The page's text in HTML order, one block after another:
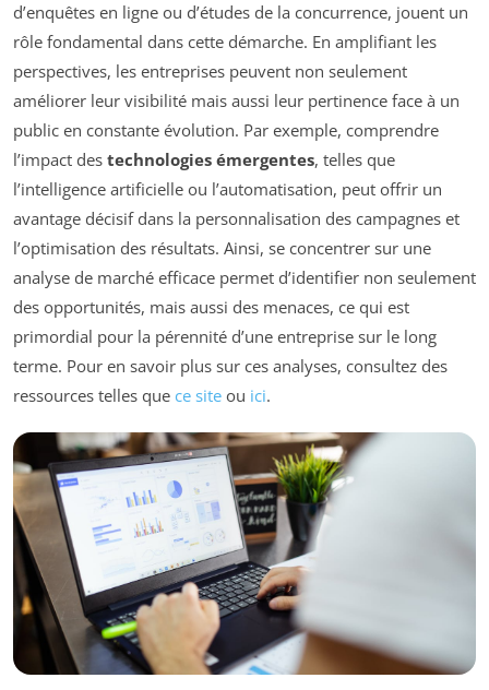
d’enquêtes en ligne ou d’études de la concurrence, jouent un
rôle fondamental dans cette démarche. En amplifiant les
perspectives, les entreprises peuvent non seulement
améliorer leur visibilité mais aussi leur pertinence face à un
public en constante évolution. Par exemple, comprendre
l’impact des technologies émergentes, telles que
l’intelligence artificielle ou l’automatisation, peut offrir un
avantage décisif dans la personnalisation des campagnes et
l’optimisation des résultats. Ainsi, se concentrer sur une
analyse de marché efficace permet d’identifier non seulement
des opportunités, mais aussi des menaces, ce qui est
primordial pour la pérennité d’une entreprise sur le long
terme. Pour en savoir plus sur ces analyses, consultez des
ressources telles que ce site ou ici.